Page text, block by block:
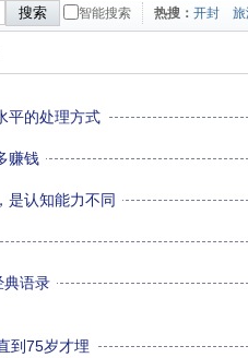
智能搜索 热搜： 开封
平的处理方式
赚钱
是认知能力不同
典语录
到75岁才埋